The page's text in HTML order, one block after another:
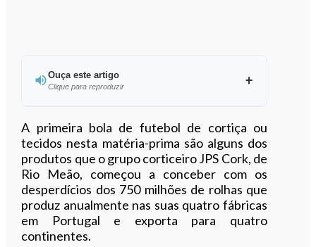
Ouça este artigo
Clique para reproduzir
Ouvir este artigo
A primeira bola de futebol de cortiça ou
tecidos nesta matéria-prima são alguns dos
produtos que o grupo corticeiro JPS Cork, de
Rio Meão, começou a conceber com os
desperdícios dos 750 milhões de rolhas que
produz anualmente nas suas quatro fábricas
em Portugal e exporta para quatro
continentes.